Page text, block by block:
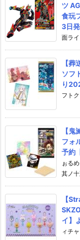
ツ
食玩
3日
面ラ
【
ソフ
り
フト
【
フォ
予約
ぉる
其ノ
【
イ】
ィチ